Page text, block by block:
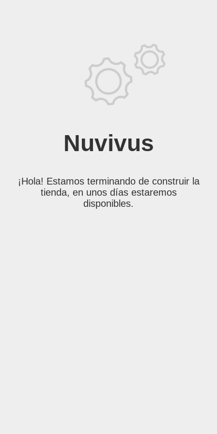
Nuvivus
¡Hola! Estamos terminando de construir la
tienda, en unos días estaremos
disponibles.